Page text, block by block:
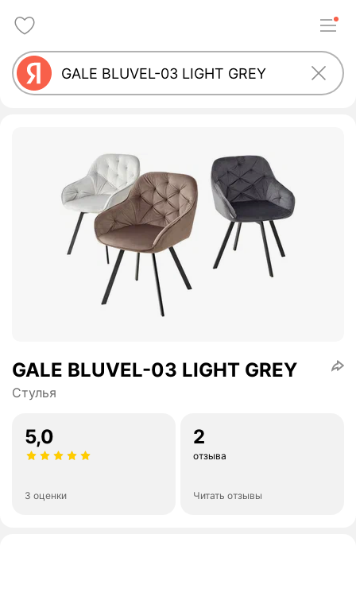
GALE BLUVEL-03 LIGHT GREY
Стулья
5,0
3 оценки
2
отзыва
Читать отзывы